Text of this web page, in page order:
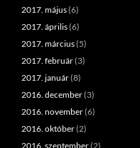
2017. május(6)
2017. április(6)
2017. március(5)
2017. február(3)
2017. január(8)
2016. december(3)
2016. november(6)
2016. október(2)
2016. szeptember(2)